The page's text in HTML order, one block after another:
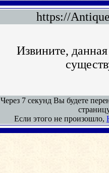
https://
Извините,
Через 7 секунд Вы будете
Если этого не произошло,